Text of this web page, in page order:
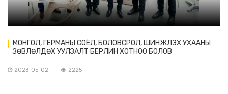
МОНГОЛ, ГЕРМАНЫ СОЁЛ, БОЛОВСРОЛ, ШИНЖЛЭХ УХААНЫ
ЗӨВЛӨЛДӨХ УУЛЗАЛТ БЕРЛИН ХОТНОО БОЛОВ
2023-05-02 2225